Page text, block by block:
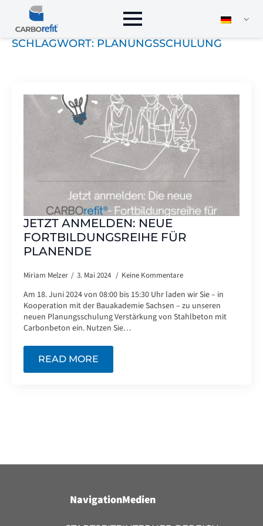
SCHLAGWORT: PLANUNGSSCHULUNG
JETZT ANMELDEN: NEUE
FORTBILDUNGSREIHE FÜR
PLANENDE
Miriam Melzer 3. Mai 2024 Keine Kommentare
Am 18. Juni 2024 von 08:00 bis 15:30 Uhr laden wir Sie – in
Kooperation mit der Bauakademie Sachsen – zu unseren
neuen Planungsschulung Verstärkung von Stahlbeton mit
Carbonbeton ein. Nutzen Sie…
READ MORE
NavigationMedien